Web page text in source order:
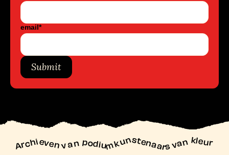
email*
Submit
Archievenvan podiumkunstenaars van kleur